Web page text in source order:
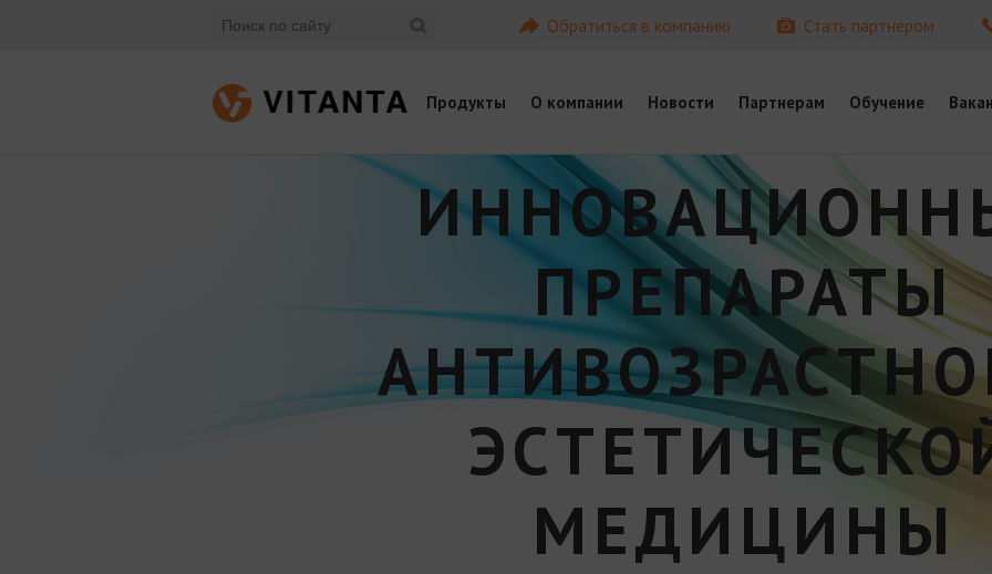
Обратиться в компанию Стать партнером
Продукты О компании Новости Партнерам Обучение
ПРЕПАРАТЫ
МЕДИЦИНЫ